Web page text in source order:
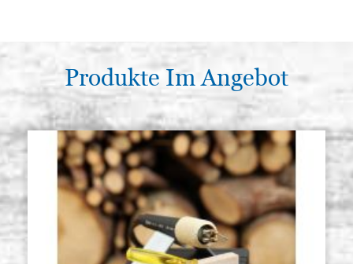
Produkte Im Angebot